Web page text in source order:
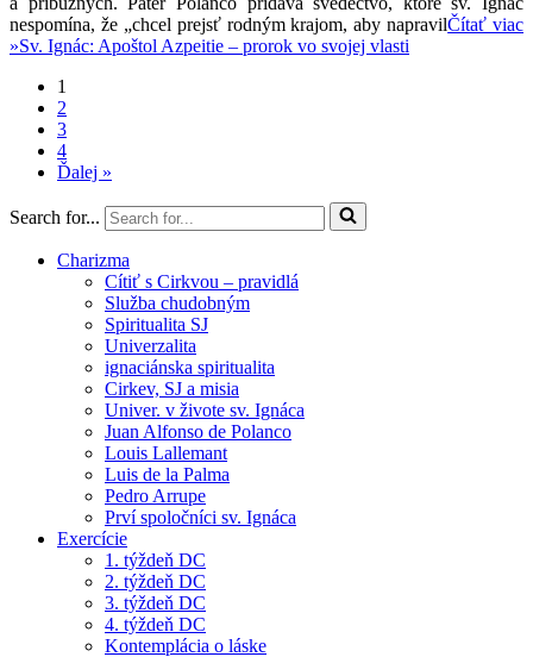
nespomína, že „chcel prejsť rodným krajom, aby napravilČítať viac
»Sv. Ignác: Apoštol Azpeitie – prorok vo svojej vlasti
1
2
3
4
Ďalej »
Search for...
Charizma
Cítiť s Cirkvou – pravidlá
Služba chudobným
Spiritualita SJ
Univerzalita
ignaciánska spiritualita
Cirkev, SJ a misia
Univer. v živote sv. Ignáca
Juan Alfonso de Polanco
Louis Lallemant
Luis de la Palma
Pedro Arrupe
Prví spoločníci sv. Ignáca
Exercície
1. týždeň DC
2. týždeň DC
3. týždeň DC
4. týždeň DC
Kontemplácia o láske